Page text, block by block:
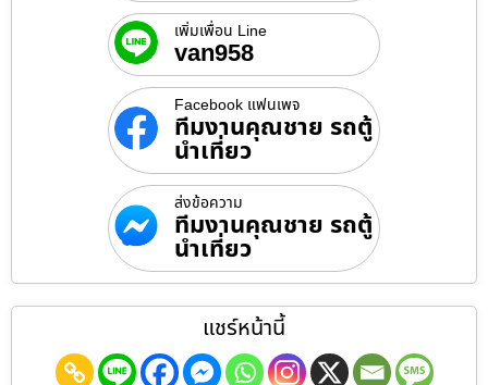
เพิ่มเพื่อน Line
van958
Facebook แฟนเพจ
ทีมงานคุณชาย รถตู้
นำเที่ยว
ส่งข้อความ
ทีมงานคุณชาย รถตู้
นำเที่ยว
แชร์หน้านี้